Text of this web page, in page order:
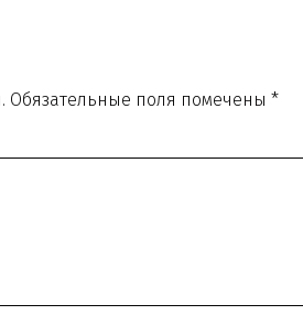
Обязательные поля помечены *